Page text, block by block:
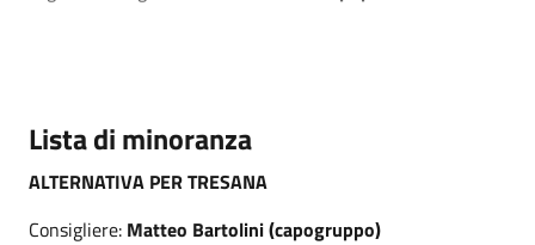
Lista di minoranza
ALTERNATIVA PER TRESANA
Consigliere: Matteo Bartolini (capogruppo)